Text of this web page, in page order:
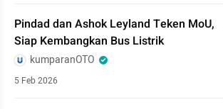
Pindad dan Ashok Leyland Teken MoU,
Siap Kembangkan Bus Listrik
kumparanOTO
5 Feb 2026